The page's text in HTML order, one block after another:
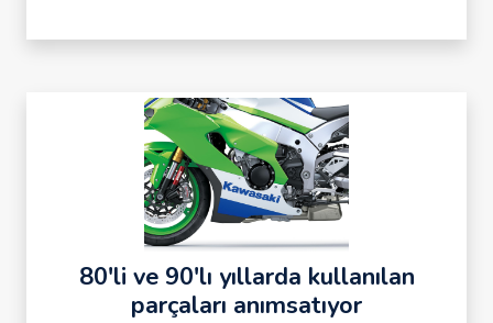
80'li ve 90'lı yıllarda kullanılan
parçaları anımsatıyor